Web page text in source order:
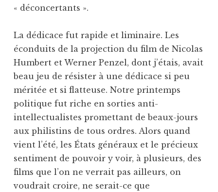
« déconcertants ».
La dédicace fut rapide et liminaire. Les
éconduits de la projection du film de Nicolas
Humbert et Werner Penzel, dont j’étais, avait
beau jeu de résister à une dédicace si peu
méritée et si flatteuse. Notre printemps
politique fut riche en sorties anti-
intellectualistes promettant de beaux-jours
aux philistins de tous ordres. Alors quand
vient l’été, les États généraux et le précieux
sentiment de pouvoir y voir, à plusieurs, des
films que l’on ne verrait pas ailleurs, on
voudrait croire, ne serait-ce que